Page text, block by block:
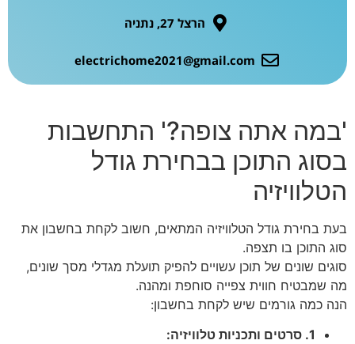
הרצל 27, נתניה
electrichome2021@gmail.com
'במה אתה צופה?' התחשבות
בסוג התוכן בבחירת גודל
הטלוויזיה
בעת בחירת גודל הטלוויזיה המתאים, חשוב לקחת בחשבון את
סוג התוכן בו תצפה.
סוגים שונים של תוכן עשויים להפיק תועלת מגדלי מסך שונים,
מה שמבטיח חווית צפייה סוחפת ומהנה.
הנה כמה גורמים שיש לקחת בחשבון:
1. סרטים ותכניות טלוויזיה: